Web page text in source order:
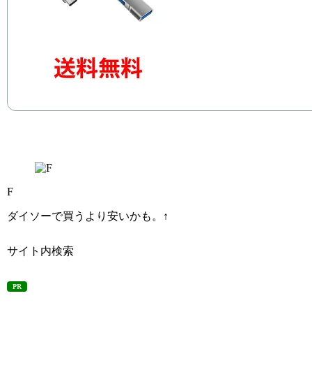
F
ダイソーで買うより安いかも。↑
サイト内検索
PR